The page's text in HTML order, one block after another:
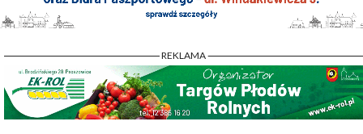
- REKLAMA -